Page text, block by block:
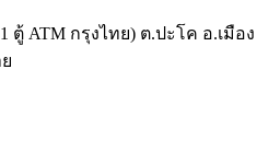
ตู้ ATM กรุงไทย) ต.ปะโค อ.เมือง